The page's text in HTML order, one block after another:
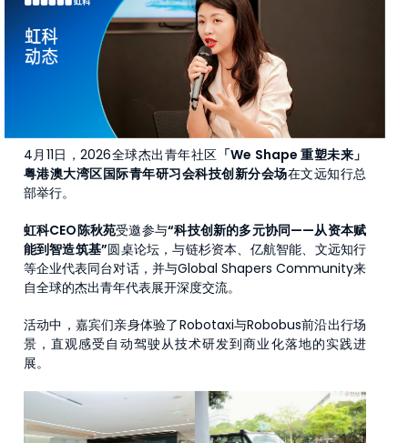
4月11日，2026全球杰出青年社区 「We Shape 重塑未来」
粤港澳大湾区国际青年研习会科技创新分会场在文远知行总
部举行。
虹科CEO陈秋苑受邀参与“科技创新的多元协同——从资本赋
能到智造筑基”圆桌论坛，与链杉资本、亿航智能、文远知行
等企业代表同台对话，并与Global Shapers Community来
自全球的杰出青年代表展开深度交流。
活动中，嘉宾们亲身体验了Robotaxi与Robobus前沿出行场
景，直观感受自动驾驶从技术研发到商业化落地的实践进
展。